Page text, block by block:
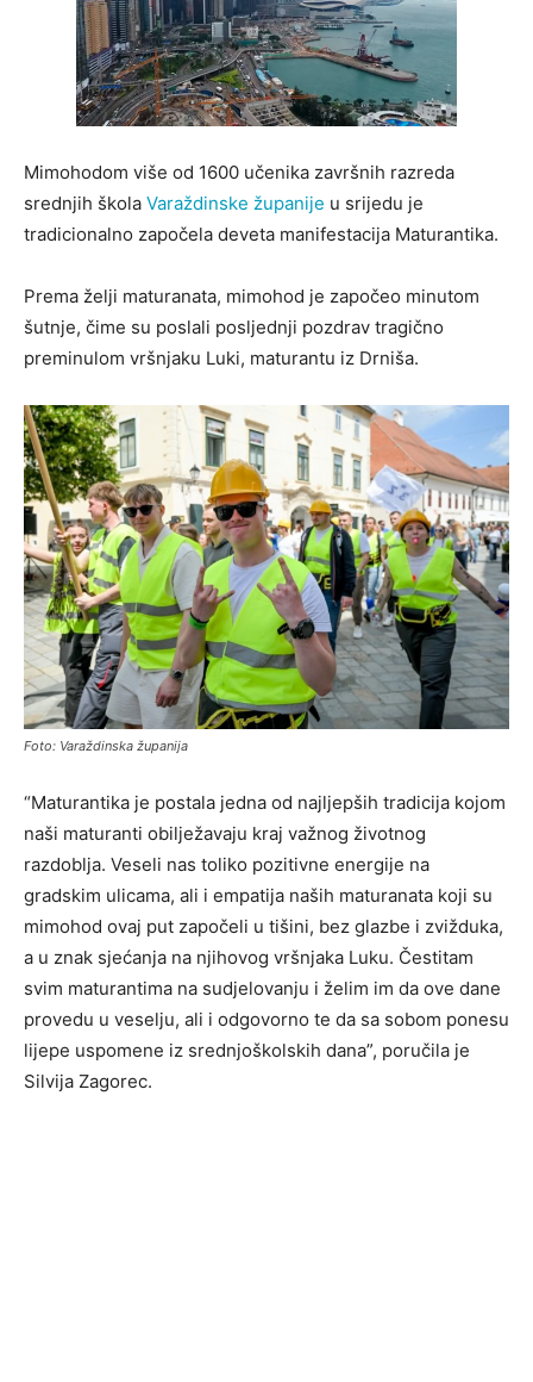
Mimohodom više od 1600 učenika završnih razreda
srednjih škola Varaždinske županije u srijedu je
tradicionalno započela deveta manifestacija Maturantika.
Prema želji maturanata, mimohod je započeo minutom
šutnje, čime su poslali posljednji pozdrav tragično
preminulom vršnjaku Luki, maturantu iz Drniša.
Foto: Varaždinska županija
“Maturantika je postala jedna od najljepših tradicija kojom
naši maturanti obilježavaju kraj važnog životnog
razdoblja. Veseli nas toliko pozitivne energije na
gradskim ulicama, ali i empatija naših maturanata koji su
mimohod ovaj put započeli u tišini, bez glazbe i zvižduka,
a u znak sjećanja na njihovog vršnjaka Luku. Čestitam
svim maturantima na sudjelovanju i želim im da ove dane
provedu u veselju, ali i odgovorno te da sa sobom ponesu
lijepe uspomene iz srednjoškolskih dana”, poručila je
Silvija Zagorec.